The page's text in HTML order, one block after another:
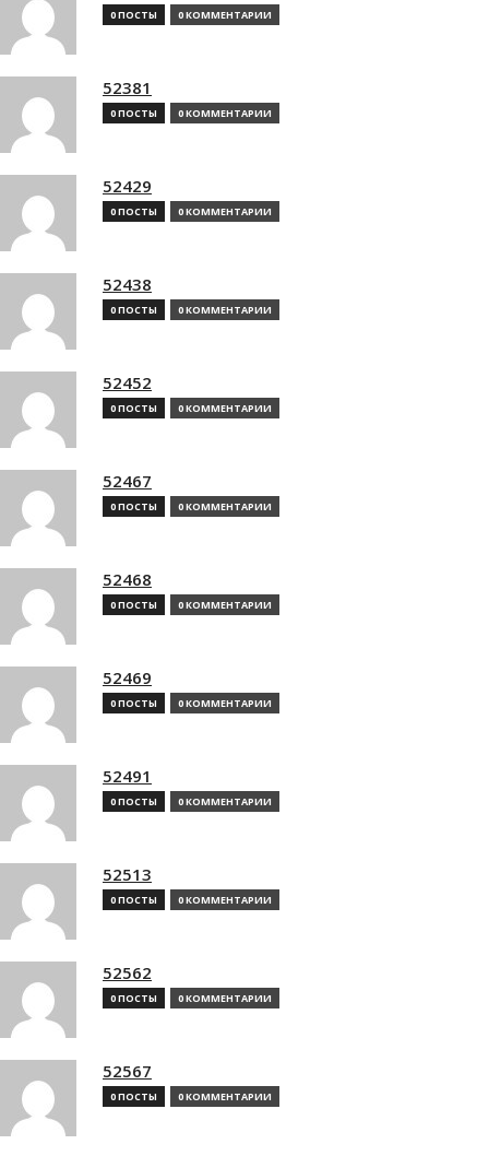
0 ПОСТЫ 0 КОММЕНТАРИИ
52381
0 ПОСТЫ 0 КОММЕНТАРИИ
52429
0 ПОСТЫ 0 КОММЕНТАРИИ
52438
0 ПОСТЫ 0 КОММЕНТАРИИ
52452
0 ПОСТЫ 0 КОММЕНТАРИИ
52467
0 ПОСТЫ 0 КОММЕНТАРИИ
52468
0 ПОСТЫ 0 КОММЕНТАРИИ
52469
0 ПОСТЫ 0 КОММЕНТАРИИ
52491
0 ПОСТЫ 0 КОММЕНТАРИИ
52513
0 ПОСТЫ 0 КОММЕНТАРИИ
52562
0 ПОСТЫ 0 КОММЕНТАРИИ
52567
0 ПОСТЫ 0 КОММЕНТАРИИ